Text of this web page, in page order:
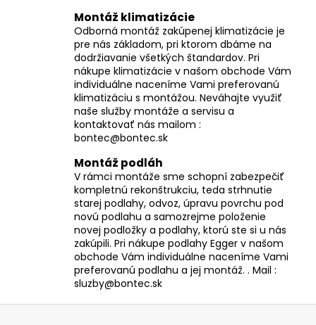
Montáž klimatizácie
Odborná montáž zakúpenej klimatizácie je
pre nás základom, pri ktorom dbáme na
dodržiavanie všetkých štandardov. Pri
nákupe klimatizácie v našom obchode Vám
individuálne naceníme Vami preferovanú
klimatizáciu s montážou. Neváhajte využiť
naše služby montáže a servisu a
kontaktovať nás mailom :
bontec@bontec.sk
Montáž podláh
V rámci montáže sme schopní zabezpečiť
kompletnú rekonštrukciu, teda strhnutie
starej podlahy, odvoz, úpravu povrchu pod
novú podlahu a samozrejme položenie
novej podložky a podlahy, ktorú ste si u nás
zakúpili. Pri nákupe podlahy Egger v našom
obchode Vám individuálne naceníme Vami
preferovanú podlahu a jej montáž. . Mail :
sluzby@bontec.sk
Z